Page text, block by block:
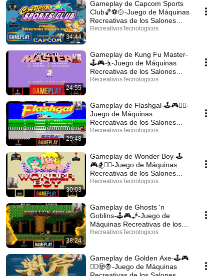
34:44
Gameplay de Capcom Sports
Club🏀⚽🥎-Juego de Máquinas
Recreativas de los Salones
Recreativos -Español.
RecreativosTecnologicos
24:55
Gameplay de Kung Fu Master-
🕹️🎮🤺-Juego de Máquinas
Recreativas de los Salones
Recreativos -Español.
RecreativosTecnologicos
29:48
Gameplay de Flashgal-🕹️🎮🤼‍♂️-
Juego de Máquinas
Recreativas de los Salones
Recreativos -Español.
RecreativosTecnologicos
30:03
Gameplay de Wonder Boy-🕹️
🎮🏂👱‍♂️-Juego de Máquinas
Recreativas de los Salones
Recreativos -Español.
RecreativosTecnologicos
38:24
Gameplay de Ghosts 'n
Goblins-🕹️🎮🧞-Juego de
Máquinas Recreativas de los
Salones Recreativos -Español
RecreativosTecnologicos
Gameplay de Golden Axe-🕹️🎮
🧞‍♀️🧟🧛-Juego de Máquinas